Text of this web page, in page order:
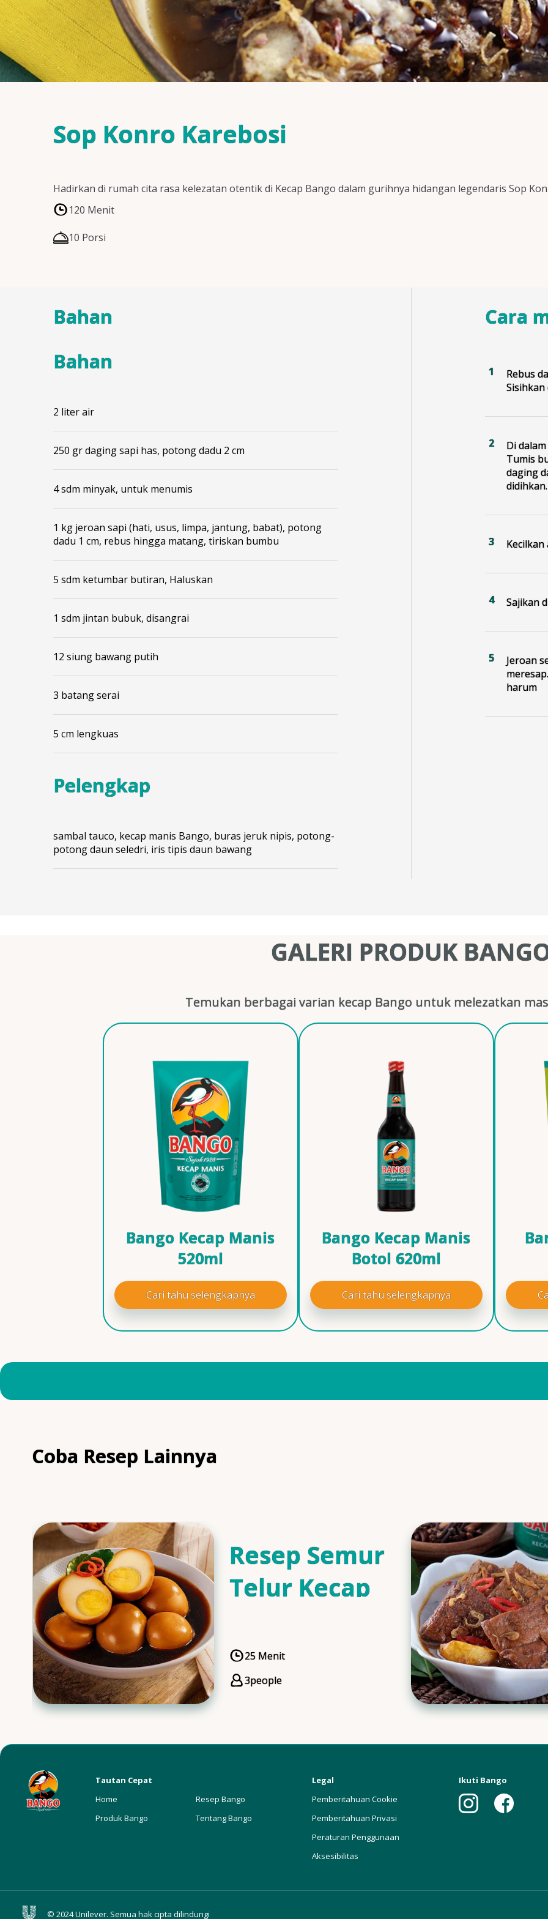
Sop Konro Karebosi
Hadirkan di rumah cita rasa kelezatan otentik di Kecap Bango dalam gurihnya hidangan legendaris Sop
120 Menit
10 Porsi
Bahan
Bahan
2 liter air
250 gr daging sapi has, potong dadu 2 cm
4 sdm minyak, untuk menumis
1 kg jeroan sapi (hati, usus, limpa, jantung, babat), potong
dadu 1 cm, rebus hingga matang, tiriskan bumbu
5 sdm ketumbar butiran, Haluskan
1 sdm jintan bubuk, disangrai
12 siung bawang putih
3 batang serai
5 cm lengkuas
Pelengkap
sambal tauco, kecap manis Bango, buras jeruk nipis, potong-
potong daun seledri, iris tipis daun bawang
Cara
Rebus
Sisihkan
Di
Tumis
daging
didihkan.
Sajikan
Jeroan
harum
GALERI PRODUK
Temukan berbagai varian kecap Bango untuk melezatkan
Bango Kecap Manis
520ml
Cari tahu selengkapnya
Bango Kecap Manis
Botol 620ml
Cari tahu selengkapnya
Coba Resep Lainnya
Resep Semur
Telur Kecap
CookingTime
25 Menit
Servings
3people
Tautan Cepat
Home
Produk Bango
Resep Bango
Tentang Bango
Legal
Pemberitahuan Cookie
Pemberitahuan Privasi
Peraturan Penggunaan
Aksesibilitas
Ikuti Bango
© 2024 Unilever. Semua hak cipta dilindungi